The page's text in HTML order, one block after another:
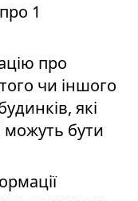
1
про
чи іншого
які
можуть бути